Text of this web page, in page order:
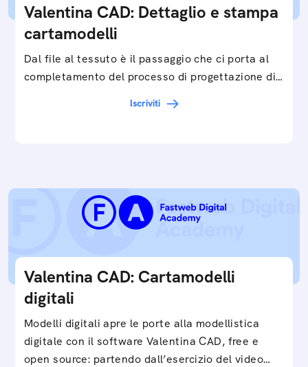
Valentina CAD: Dettaglio e stampa
cartamodelli
Dal file al tessuto è il passaggio che ci porta al
completamento del processo di progettazione di
Iscriviti
Valentina CAD: Cartamodelli
digitali
Modelli digitali apre le porte alla modellistica
digitale con il software Valentina CAD, free e
open source: partendo dall’esercizio del video…